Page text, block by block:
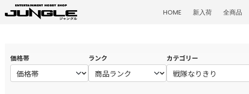
HOME 新入荷 全商品
価格帯 ランク カテゴリー